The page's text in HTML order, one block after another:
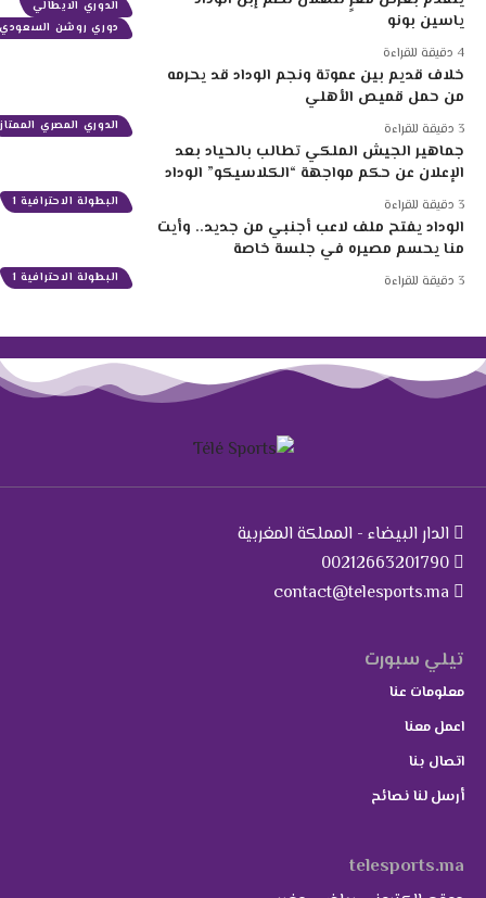
الدوري الايطالي
دوري روشن السعودي
ياسين بونو
الدوري المصري الممتاز
خلاف قديم بين عموتة ونجم الوداد قد يحرمه
من حمل قميص الأهلي
البطولة الاحترافية 1
جماهير الجيش الملكي تطالب بالحياد بعد
الإعلان عن حكم مواجهة “الكلاسيكو” الوداد
البطولة الاحترافية 1
الوداد يفتح ملف لاعب أجنبي من جديد.. وأيت
منا يحسم مصيره في جلسة خاصة
الدار البيضاء - المملكة المغربية
00212663201790
contact@telesports.ma
تيلي سبورت
معلومات عنا
اعمل معنا
اتصال بنا
أرسل لنا نصائح
telesports.ma